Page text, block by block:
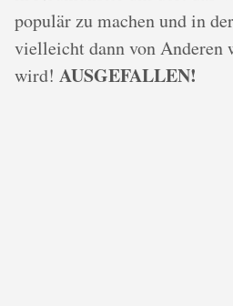
populär zu machen und in
vielleicht dann von Anderen
wird! AUSGEFALLEN!